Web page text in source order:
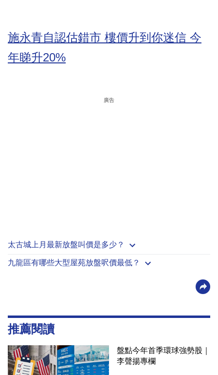
施永青自認估錯市 樓價升到你迷信 今
年睇升20%
廣告
太古城上月最新放盤叫價是多少？
九龍區有哪些大型屋苑放盤呎價最低？
推薦閱讀
盤點今年首季環球強勢股｜
李聲揚專欄